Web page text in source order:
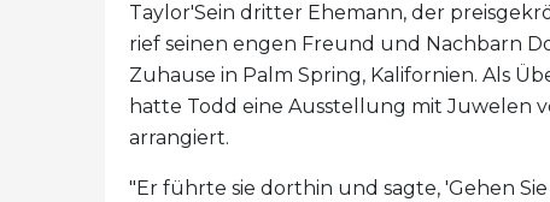
Taylor'Sein dritter Ehemann, der
rief seinen engen Freund und Nachbarn
Zuhause in Palm Spring, Kalifornien. Als
hatte Todd eine Ausstellung mit Juwelen
arrangiert.
"Er führte sie dorthin und sagte, 'Gehen